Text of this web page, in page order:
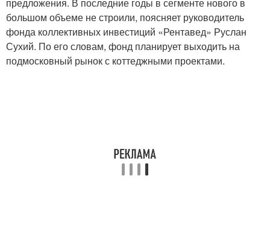
большом объеме не строили, поясняет руководитель
фонда коллективных инвестиций «Рентавед» Руслан
Сухий. По его словам, фонд планирует выходить на
подмосковный рынок с коттеджными проектами.